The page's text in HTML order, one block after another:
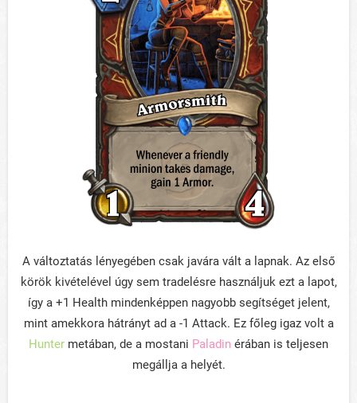
A változtatás lényegében csak javára vált a lapnak. Az első
körök kivételével úgy sem tradelésre használjuk ezt a lapot,
így a +1 Health mindenképpen nagyobb segítséget jelent,
mint amekkora hátrányt ad a -1 Attack. Ez főleg igaz volt a
Hunter metában, de a mostani Paladin érában is teljesen
megállja a helyét.